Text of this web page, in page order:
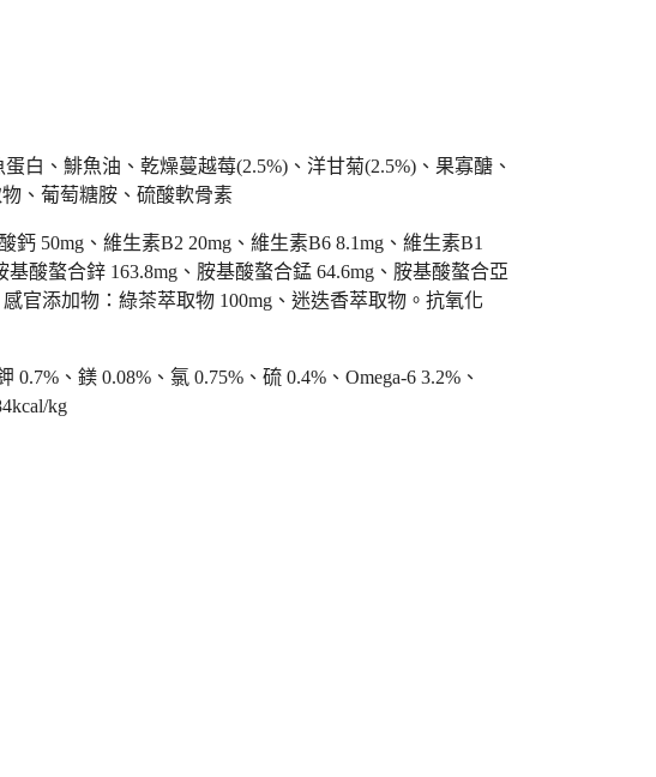
白、鯡魚油、乾燥蔓越莓(2.5%)、洋甘菊(2.5%)、果寡醣、
、葡萄糖胺、硫酸軟骨素
50mg、維生素B2 20mg、維生素B6 8.1mg、維生素B1
酸螯合鋅 163.8mg、胺基酸螯合錳 64.6mg、胺基酸螯合亞
官添加物：綠茶萃取物 100mg、迷迭香萃取物。抗氧化
、鎂 0.08%、氯 0.75%、硫 0.4%、Omega-6 3.2%、
kg